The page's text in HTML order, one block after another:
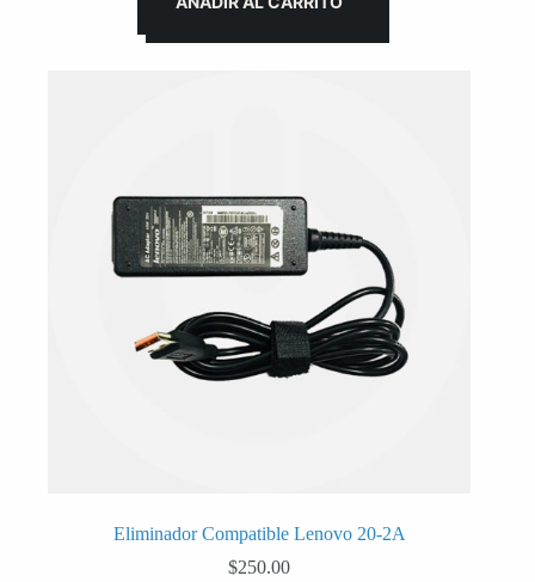
Eliminador Compatible Lenovo 20-2A
$250.00